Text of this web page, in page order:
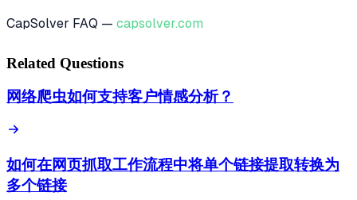
CapSolver FAQ — capsolver.com
Related Questions
网络爬虫如何支持客户情感分析？
如何在网页抓取工作流程中将单个链接提取转换为
多个链接